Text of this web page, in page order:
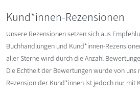
Kund*innen-Rezensionen
Unsere Rezensionen setzen sich aus
Buchhandlungen und Kund*innen-
aller Sterne wird durch die Anzahl
Die Echtheit der Bewertungen wurde von uns
Rezension der Kund*innen ist jedoch nur mit